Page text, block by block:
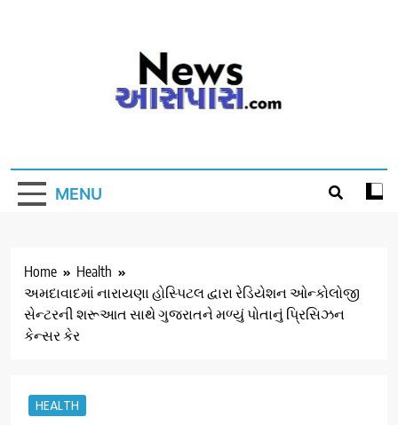
MENU
Home
Health
અમદાવાદમાં નારાયણા હોસ્પિટલ દ્વારા રેડિયેશન ઓન્કોલોજી
સેન્ટરની શરૂઆત સાથે ગુજરાતને મળ્યું પોતાનું પ્રિસિઝન
કેન્સર કેર
HEALTH